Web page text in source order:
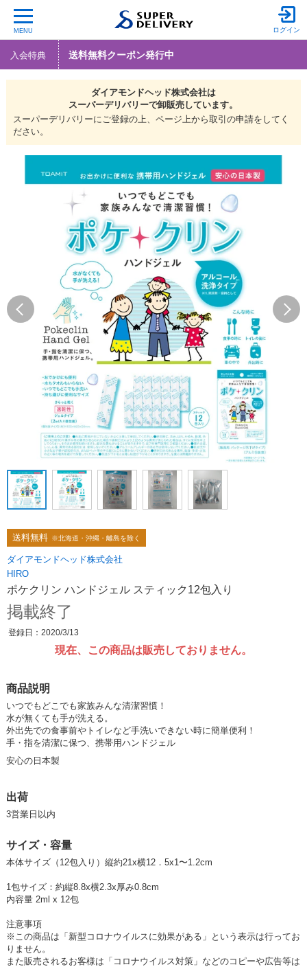
MENU ログイン
入会特典 送料無料クーポン発行中
ダイアモンドヘッド株式会社は
スーパーデリバリーで卸販売しています。
スーパーデリバリーにご登録の上、ページ上から取引の申請をしてく
ださい。
送料無料 ※北海道・沖縄・離島を除く
ダイアモンドヘッド株式会社
HIRO
ポケクリン ハンドジェル スティック12包入り
掲載終了
登録日：2020/3/13
現在、この商品は販売しておりません。
商品説明
いつでもどこでも家族みんな清潔習慣！
水が無くても手が洗える。
外出先での食事前やトイレなど手洗いできない時に簡単便利！
手・指を清潔に保つ、携帯用ハンドジェル
安心の日本製
出荷
3営業日以内
サイズ・容量
本体サイズ（12包入り）縦約21x横12．5x1〜1.2cm
1包サイズ：約縦8.8x横2.3x厚み0.8cm
内容量 2ml x 12包
注意事項
※この商品は「新型コロナウイルスに効果がある」という表示は行ってお
りません。
また販売されるお客様は「コロナウイルス対策」などのコピーや広告等は